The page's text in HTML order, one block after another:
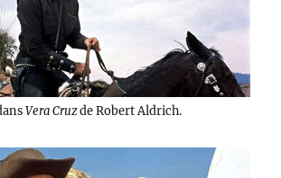
Vera Cruzde Robert Aldrich.